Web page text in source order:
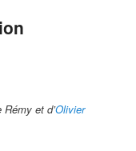
et d’Olivier